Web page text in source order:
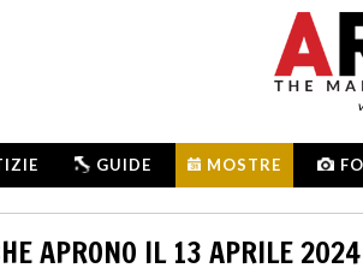
GUIDE MOSTRE
APRONO IL 13 APRILE 2024